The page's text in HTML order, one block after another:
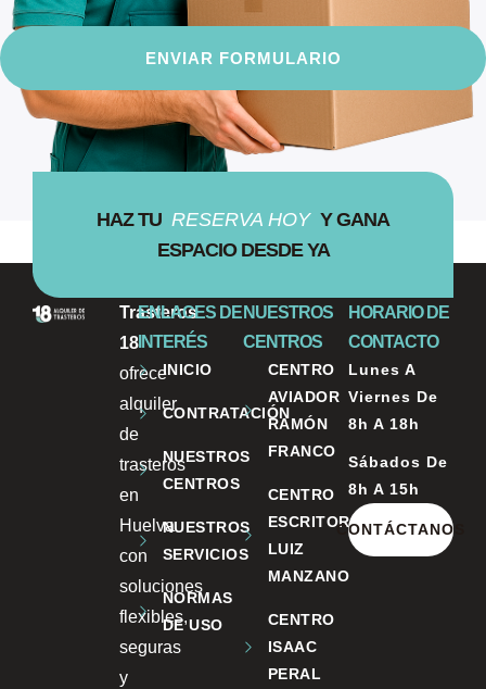
ENVIAR FORMULARIO
HAZ TU RESERVA HOY Y GANA
ESPACIO DESDE YA
Trasteros
18
ofrece
alquiler
de
trasteros
en
Huelva
con
soluciones
flexibles,
seguras
y
ENLACES DE
INTERÉS
INICIO
CONTRATACIÓN
NUESTROS
CENTROS
NUESTROS
SERVICIOS
NORMAS
DE USO
NUESTROS
CENTROS
CENTRO
AVIADOR
RAMÓN
FRANCO
CENTRO
ESCRITOR
LUIZ
MANZANO
CENTRO
ISAAC
PERAL
HORARIO DE
CONTACTO
Lunes A
Viernes De
8h A 18h
Sábados De
8h A 15h
CONTÁCTANOS